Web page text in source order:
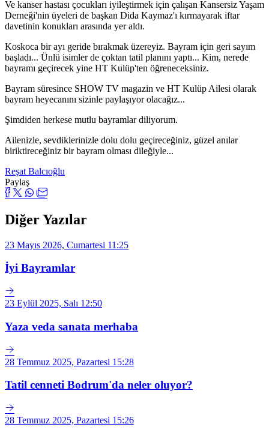
Ve kanser hastası çocukları iyileştirmek için çalışan Kansersiz Yaşam
Derneği'nin üyeleri de başkan Dida Kaymaz'ı kırmayarak iftar
davetinin konukları arasında yer aldı.
Koskoca bir ayı geride bırakmak üzereyiz. Bayram için geri sayım
başladı... Ünlü isimler de çoktan tatil planını yaptı... Kim, nerede
bayramı geçirecek yine HT Kulüp'ten öğreneceksiniz.
Bayram süresince SHOW TV magazin ve HT Kulüp Ailesi olarak
bayram heyecanını sizinle paylaşıyor olacağız...
Şimdiden herkese mutlu bayramlar diliyorum.
Ailenizle, sevdiklerinizle dolu dolu geçireceğiniz, güzel anılar
biriktireceğiniz bir bayram olması dileğiyle...
Reşat Balcıoğlu
Paylaş
Diğer Yazılar
23 Mayıs 2026, Cumartesi 11:25
İyi Bayramlar
23 Eylül 2025, Salı 12:50
Yaza veda sanata merhaba
28 Temmuz 2025, Pazartesi 15:28
Tatil cenneti Bodrum'da neler oluyor?
28 Temmuz 2025, Pazartesi 15:26